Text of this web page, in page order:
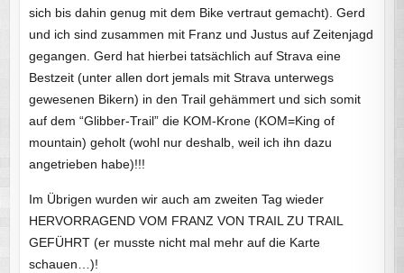
sich bis dahin genug mit dem Bike vertraut gemacht). Gerd
und ich sind zusammen mit Franz und Justus auf Zeitenjagd
gegangen. Gerd hat hierbei tatsächlich auf Strava eine
Bestzeit (unter allen dort jemals mit Strava unterwegs
gewesenen Bikern) in den Trail gehämmert und sich somit
auf dem “Glibber-Trail” die KOM-Krone (KOM=King of
mountain) geholt (wohl nur deshalb, weil ich ihn dazu
angetrieben habe)!!!
Im Übrigen wurden wir auch am zweiten Tag wieder
HERVORRAGEND VOM FRANZ VON TRAIL ZU TRAIL
GEFÜHRT (er musste nicht mal mehr auf die Karte
schauen…)!